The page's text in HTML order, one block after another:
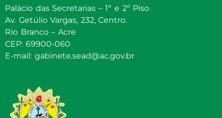
Palácio das Secretarias – 1º e 2º Piso
Av. Getúlio Vargas, 232, Centro.
Rio Branco – Acre
CEP: 69900-060
E-mail: gabinete.sead@ac.gov.br